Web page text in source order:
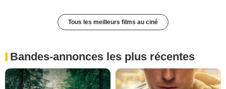
Tous les meilleurs films au ciné
Bandes-annonces les plus récentes